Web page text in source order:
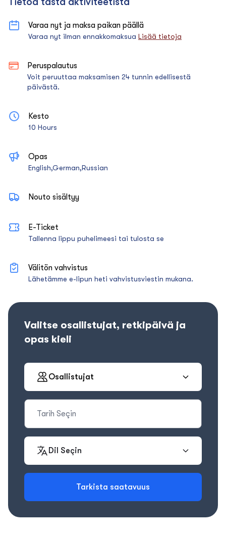
Varaa nyt ja maksa paikan päällä
Varaa nyt ilman ennakkomaksua Lisää tietoja
Peruspalautus
Voit peruuttaa maksamisen 24 tunnin edellisestä
päivästä.
Kesto
10 Hours
Opas
English,German,Russian
Nouto sisältyy
E-Ticket
Tallenna lippu puhelimeesi tai tulosta se
Välitön vahvistus
Lähetämme e-lipun heti vahvistusviestin mukana.
Valitse osallistujat, retkipäivä ja
opas kieli
Osallistujat
Dil Seçin
Tarkista saatavuus